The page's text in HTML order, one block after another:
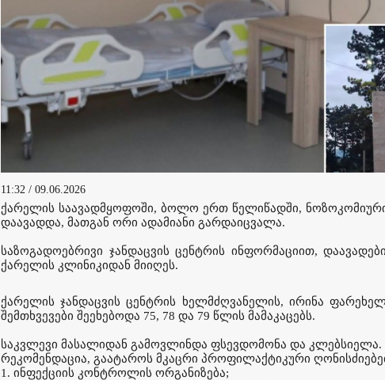
11:32 / 09.06.2026
ქარელის საავადმყოფოში, ბოლო ერთ წელიწადში, ნოზოკომიური
დაავადდა, მათგან ორი ადამიანი გარდაიცვალა.
საზოგადოებრივი ჯანდაცვის ცენტრის ინფორმაციით,
ქარელის კლინიკიდან მიიღეს.
ქარელის ჯანდაცვის ცენტრის ხელმძღვანელის, ირინა
შემთხვევები შეეხებოდა 75, 78 და 79 წლის მამაკაცებს.
საკვლევი მასალიდან გამოვლინდა ფსევდომონა და კლებსიელა.
რეკომენდაცია, გაატაროს მკაცრი პროფილაქტიკური
1. ინფექციის კონტროლის ორგანიზება;